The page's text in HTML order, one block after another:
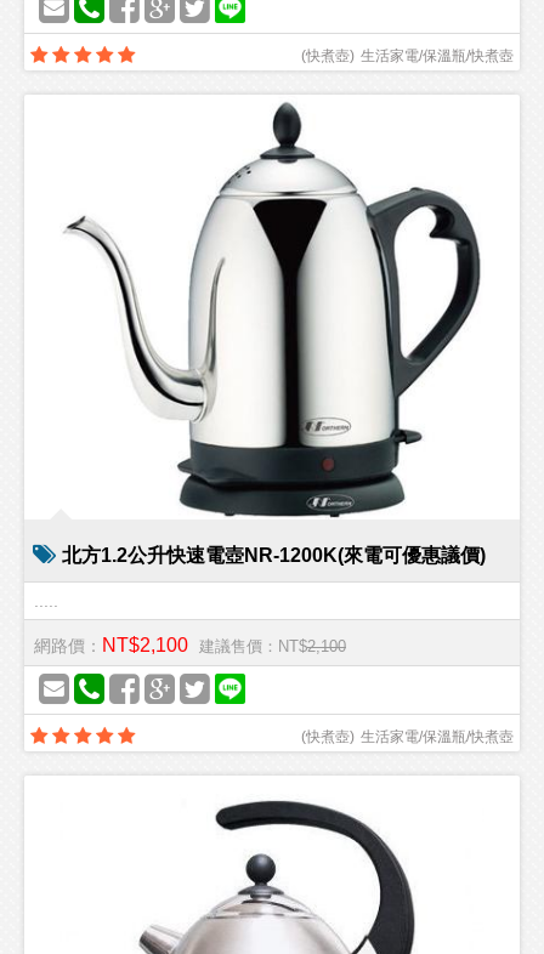
生活家電/保溫瓶/快煮壺
(快煮壺)
北方1.2公升快速電壺NR-1200K(來電可優惠議價)
網路價： NT$2,100 建議售價：NT$2,100
生活家電/保溫瓶/快煮壺
(快煮壺)